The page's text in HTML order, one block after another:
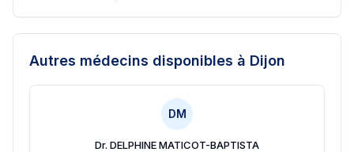
Autres médecins disponibles à Dijon
DM
Dr. DELPHINE MATICOT-BAPTISTA